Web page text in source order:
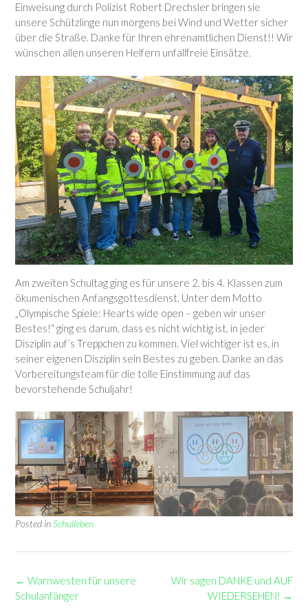
Einweisung durch Polizist Robert Drechsler bringen sie
unsere Schützlinge nun morgens bei Wind und Wetter sicher
über die Straße. Danke für Ihren ehrenamtlichen Dienst!! Wir
wünschen allen unseren Helfern unfallfreie Einsätze.
Am zweiten Schultag ging es für unsere 2. bis 4. Klassen zum
ökumenischen Anfangsgottesdienst. Unter dem Motto
„Olympische Spiele: Hearts wide open – geben wir unser
Bestes!“ ging es darum, dass es nicht wichtig ist, in jeder
Disziplin auf´s Treppchen zu kommen. Viel wichtiger ist es, in
seiner eigenen Disziplin sein Bestes zu geben. Danke an das
Vorbereitungsteam für die tolle Einstimmung auf das
bevorstehende Schuljahr!
Posted inSchulleben
Post
navigation
Wir sagen DANKE und AUF
WIEDERSEHEN! →
← Warnwesten für unsere
Schulanfänger